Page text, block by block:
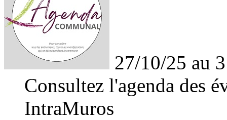
27/10/25 au
Consultez l'agenda des
IntraMuros